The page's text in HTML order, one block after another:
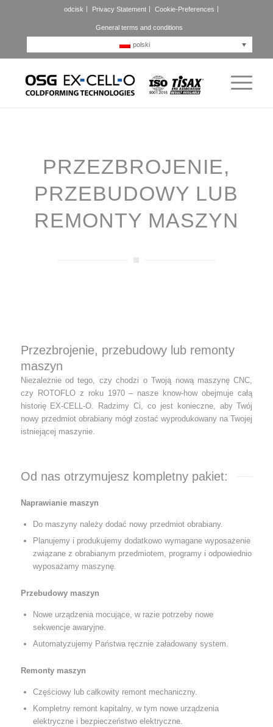
odcisk Privacy Statement Cookie-Preferences
General terms and conditions
polski
PRZEZBROJENIE,
PRZEBUDOWY LUB
REMONTY MASZYN
Przezbrojenie, przebudowy lub remonty
maszyn
Niezależnie od tego, czy chodzi o Twoją nową maszynę CNC,
czy ROTOFLO z roku 1970 – nasze know-how obejmuje całą
historię EX-CELL-O. Radzimy Ci, co jest konieczne, aby Twój
nowy przedmiot obrabiany mógł zostać wyprodukowany na Twojej
istniejącej maszynie.
Od nas otrzymujesz kompletny pakiet:
Naprawianie maszyn
Do maszyny należy dodać nowy przedmiot obrabiany.
Planujemy i produkujemy dodatkowo wymagane wyposażenie
związane z obrabianym przedmiotem, programy i odpowiednio
wyposażamy maszynę.
Przebudowy maszyn
Nowe urządzenia mocujące, w razie potrzeby nowe
sekwencje awaryjne.
Automatyzujemy Państwa ręcznie załadowany system.
Remonty maszyn
Częściowy lub całkowity remont mechaniczny.
Kompletny remont kapitalny, w tym nowe urządzenia
elektryczne i bezpieczeństwo elektryczne.